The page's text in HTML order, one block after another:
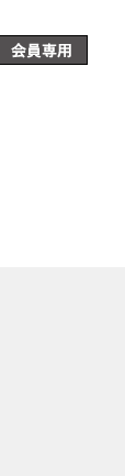
39-5566